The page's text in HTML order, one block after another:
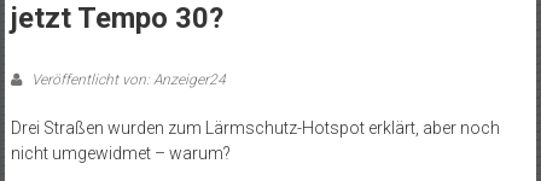
jetzt Tempo 30?
Veröffentlicht von: Anzeiger24
Drei Straßen wurden zum Lärmschutz-Hotspot erklärt, aber noch
nicht umgewidmet – warum?